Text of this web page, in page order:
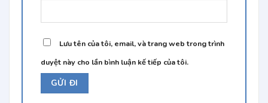
Lưu tên của tôi, email, và trang web trong trình
duyệt này cho lần bình luận kế tiếp của tôi.